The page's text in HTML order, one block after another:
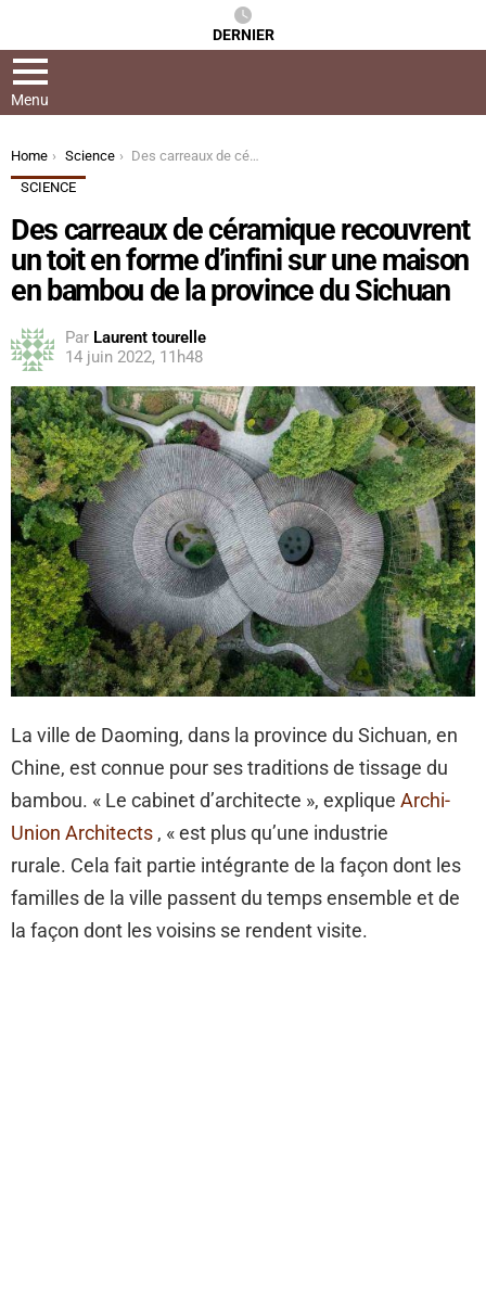
DERNIER
Menu
You are here:
Home Science
Des carreaux de céramique recouvrent un toit en forme d’infini sur une maison en bambou de la province du Sichuan
SCIENCE
Des carreaux de céramique recouvrent
un toit en forme d’infini sur une maison
en bambou de la province du Sichuan
Par Laurent tourelle
14 juin 2022, 11h48
La ville de Daoming, dans la province du Sichuan, en
Chine, est connue pour ses traditions de tissage du
bambou. « Le cabinet d’architecte », explique Archi-
Union Architects , « est plus qu’une industrie
rurale. Cela fait partie intégrante de la façon dont les
familles de la ville passent du temps ensemble et de
la façon dont les voisins se rendent visite.